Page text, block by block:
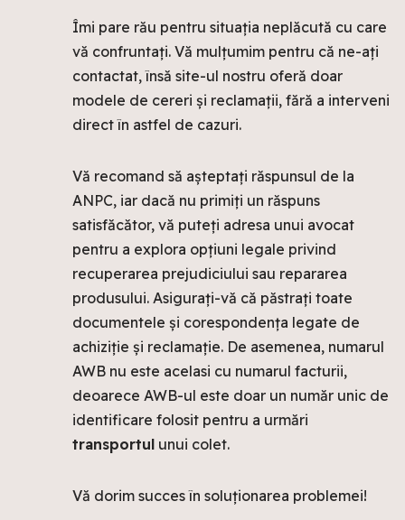
Îmi pare rău pentru situația neplăcută cu care
vă confruntați. Vă mulțumim pentru că ne-ați
contactat, însă site-ul nostru oferă doar
modele de cereri și reclamații, fără a interveni
direct în astfel de cazuri.
Vă recomand să așteptați răspunsul de la
ANPC, iar dacă nu primiți un răspuns
satisfăcător, vă puteți adresa unui avocat
pentru a explora opțiuni legale privind
recuperarea prejudiciului sau repararea
produsului. Asigurați-vă că păstrați toate
documentele și corespondența legate de
achiziție și reclamație. De asemenea, numarul
AWB nu este acelasi cu numarul facturii,
deoarece AWB-ul este doar un număr unic de
identificare folosit pentru a urmări
transportul unui colet.
Vă dorim succes în soluționarea problemei!